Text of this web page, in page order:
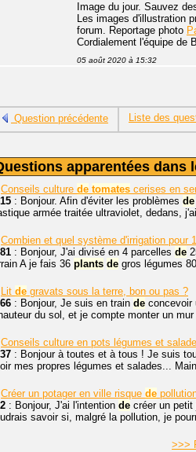
Image du jour. Sauvez
Les images d'illustration
forum. Reportage photo
Cordialement l'équipe de
05 août 2020 à 15:32
Question précédente Liste des
apparentées dans
Conseils culture de tomates cerises en
: Bonjour. Afin d'éviter les problèmes de
armée traitée ultraviolet, dedans,
Combien et quel système d'irrigation pour
: Bonjour, J'ai divisé en 4 parcelles de
A je fais 36 plants de gros légumes
Lit de gravats sous la terre, bon ou pas ?
: Bonjour, Je suis en train de concevoir
du sol, et je compte monter un mur
Conseils culture en pots légumes et
: Bonjour à toutes et à tous ! Je suis
mes propres légumes et salades...
Créer un potager en ville risque de
: Bonjour, J'ai l'intention de créer un petit
savoir si, malgré la pollution, je
>>>